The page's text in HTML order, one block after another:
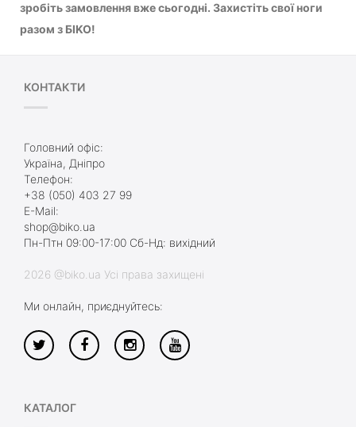
зробіть замовлення вже сьогодні. Захистіть свої ноги
разом з БIKO!
КОНТАКТИ
Головний офіс:
Україна, Дніпро
Телефон:
+38 (050) 403 27 99
E-Mail:
shop@biko.ua
Пн-Птн 09:00-17:00 Сб-Нд: вихідний
2026 @biko.ua Усі права захищені
Ми онлайн, приєднуйтесь:
КАТАЛОГ